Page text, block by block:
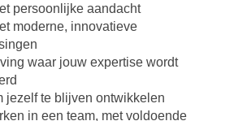
persoonlijke aandacht
moderne, innovatieve
waar jouw expertise wordt
jezelf te blijven ontwikkelen
in een team, met voldoende